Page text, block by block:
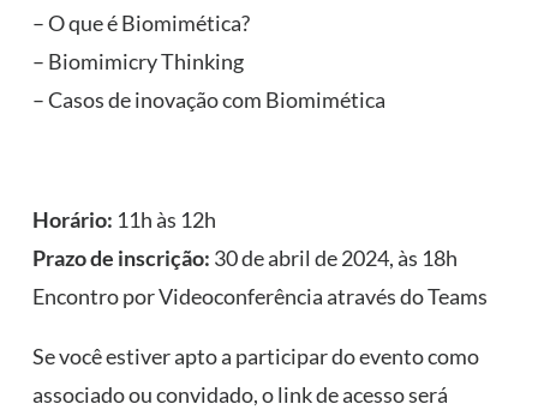
– O que é Biomimética?
– Biomimicry Thinking
– Casos de inovação com Biomimética
Horário: 11h às 12h
Prazo de inscrição: 30 de abril de 2024, às 18h
Encontro por Videoconferência através do Teams
Se você estiver apto a participar do evento como
associado ou convidado, o link de acesso será